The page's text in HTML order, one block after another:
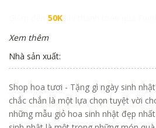
50K
Xem thêm
Nhà sản xuất:
Shop hoa tươi - Tặng gì ngày sinh
chắc chắn là một lựa chọn tuyệt vời
những mẫu giỏ hoa sinh nhật đẹp